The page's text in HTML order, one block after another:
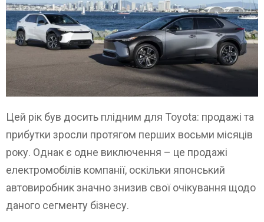
Цей рік був досить плідним для Toyota: продажі та
прибутки зросли протягом перших восьми місяців
року. Однак є одне виключення – це продажі
електромобілів компанії, оскільки японський
автовиробник значно знизив свої очікування щодо
даного сегменту бізнесу.